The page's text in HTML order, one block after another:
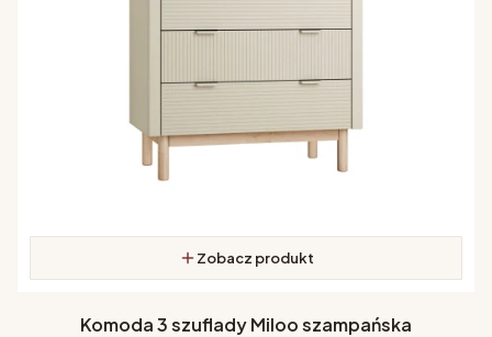
Zobacz produkt
Komoda 3 szuflady Miloo szampańska